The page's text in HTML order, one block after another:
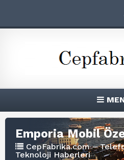
Emporia Mobil
CepFabrika.com –
Teknoloji Haberleri